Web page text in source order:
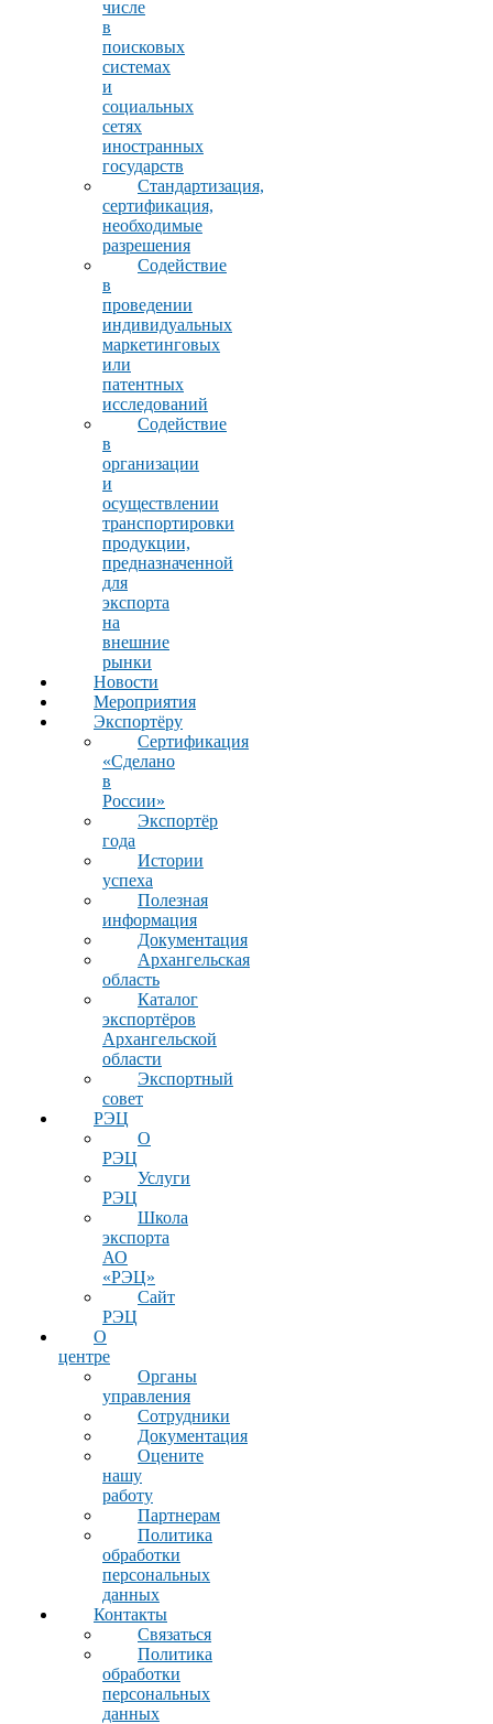
числе
в
поисковых
системах
и
социальных
сетях
иностранных
государств
Стандартизация,
сертификация,
необходимые
разрешения
Содействие
в
проведении
индивидуальных
маркетинговых
или
патентных
исследований
Содействие
в
организации
и
осуществлении
транспортировки
продукции,
предназначенной
для
экспорта
на
внешние
рынки
Новости
Мероприятия
Экспортёру
Сертификация
«Сделано
в
России»
Экспортёр
года
Истории
успеха
Полезная
информация
Документация
Архангельская
область
Каталог
экспортёров
Архангельской
области
Экспортный
совет
РЭЦ
О
РЭЦ
Услуги
РЭЦ
Школа
экспорта
АО
«РЭЦ»
Сайт
РЭЦ
О
центре
Органы
управления
Сотрудники
Документация
Оцените
нашу
работу
Партнерам
Политика
обработки
персональных
данных
Контакты
Связаться
Политика
обработки
персональных
данных